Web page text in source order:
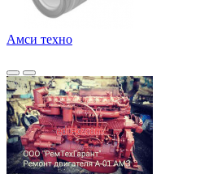
Амси техно